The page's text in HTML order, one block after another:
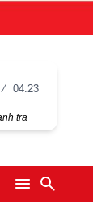
04:23
tra